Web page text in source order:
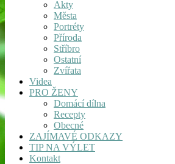
Akty
Města
Portréty
Příroda
Stříbro
Ostatní
Zvířata
Videa
PRO ŽENY
Domácí dílna
Recepty
Obecné
ZAJÍMAVÉ ODKAZY
TIP NA VÝLET
Kontakt